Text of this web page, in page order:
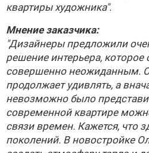
квартиры художника".
Мнение заказчика:
"Дизайнеры предложили
решение интерьера, которое
совершенно неожиданным.
продолжает удивлять, а
невозможно было
современной квартире
связи времен. Кажется, что
поколений. В новостройке